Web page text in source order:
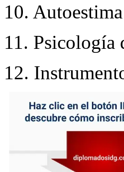
10.
11. Psicología
12.